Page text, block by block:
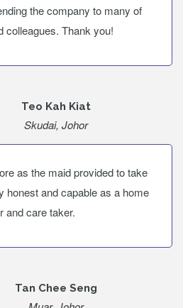
the company to many of
colleagues. Thank you!
Teo Kah Kiat
Skudai, Johor
as the maid provided to take
honest and capable as a home
and care taker.
Tan Chee Seng